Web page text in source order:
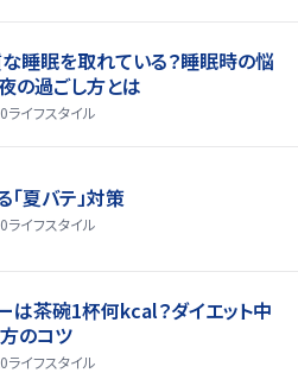
睡眠を取れている？睡眠時の悩
の過ごし方とは
ライフスタイル
夏バテ」対策
ライフスタイル
は茶碗1杯何kcal？ダイエット中
のコツ
ライフスタイル